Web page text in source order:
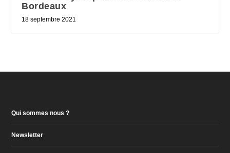
Bordeaux
18 septembre 2021
Qui sommes nous ?
Newsletter